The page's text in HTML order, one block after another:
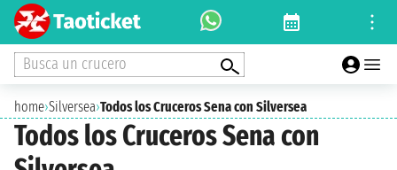
Busca un crucero
home›Silversea›Todos los Cruceros Sena con Silversea
Todos los Cruceros Sena con